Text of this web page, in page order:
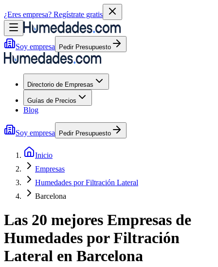
¿Eres empresa? Regístrate gratis
Soy empresa Pedir Presupuesto
Directorio de Empresas
Guías de Precios
Blog
Soy empresa Pedir Presupuesto
Inicio
Empresas
Humedades por Filtración Lateral
Barcelona
Las 20 mejores Empresas de
Humedades por Filtración
Lateral en Barcelona